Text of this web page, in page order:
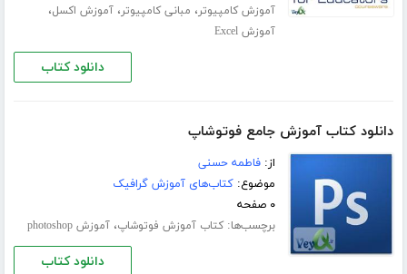
آموزش کامپیوتر، مبانی کامپیوتر،آموزش اکسل،
آموزش Excel
دانلود کتاب
دانلود کتاب آموزش جامع فوتوشاپ
از:فاطمه حسنی
موضوع:کتاب‌های آموزش گرافیک
۰ صفحه
برچسب‌ها:کتاب آموزش فوتوشاپ،آموزش photoshop
دانلود کتاب